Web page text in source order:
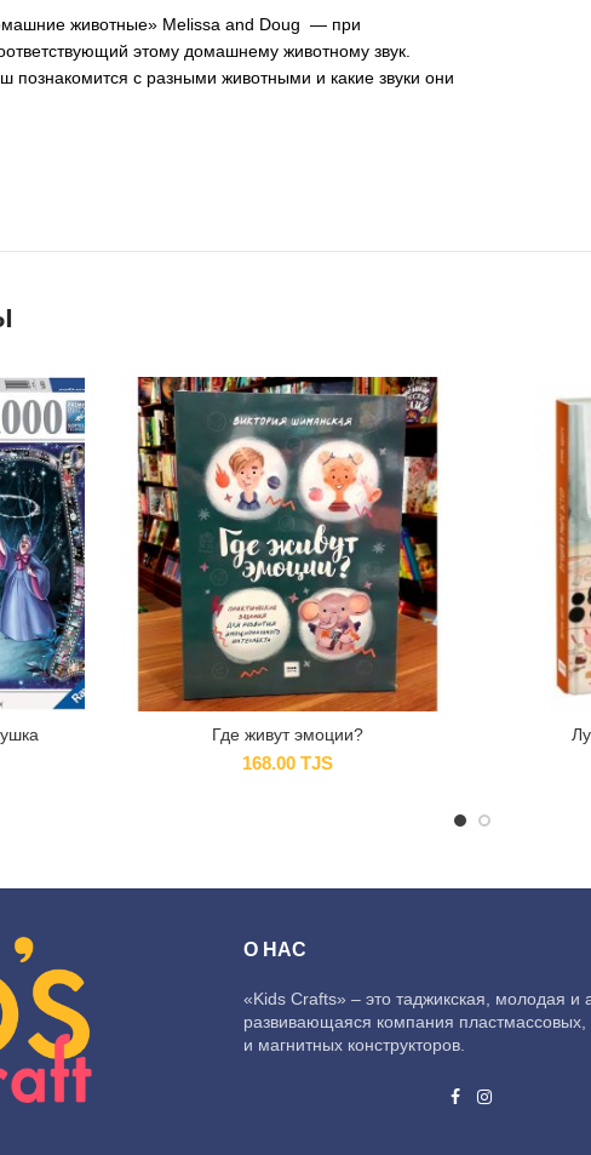
животные» Melissa and Doug — при
этому домашнему животному звук.
с разными животными и какие звуки они
Где живут эмоции?
168.00 TJS
О НАС
«Kids Crafts» – это таджикская, молодая и
развивающаяся компания пластмассовых,
и магнитных конструкторов.